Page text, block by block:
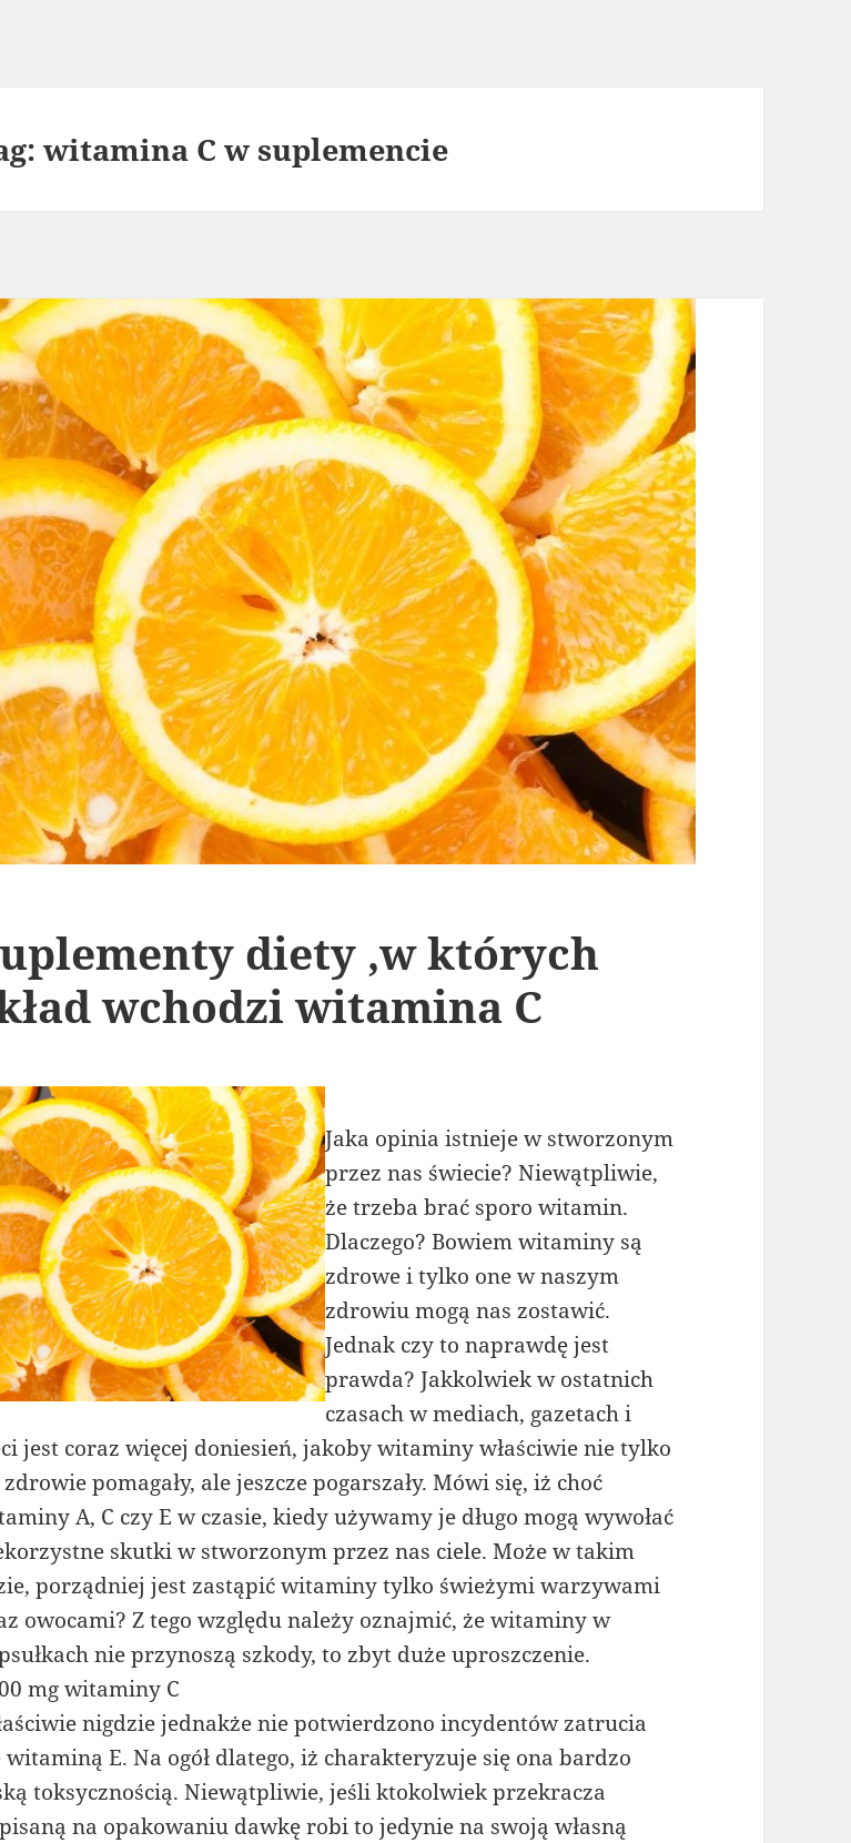
witamina C w suplemencie
diety ,w których
wchodzi witamina C
Jaka opinia istnieje w stworzonym
przez nas świecie? Niewątpliwie,
że trzeba brać sporo witamin.
Dlaczego? Bowiem witaminy są
zdrowe i tylko one w naszym
zdrowiu mogą nas zostawić.
Jednak czy to naprawdę jest
prawda? Jakkolwiek w ostatnich
czasach w mediach, gazetach i
jest coraz więcej doniesień, jakoby witaminy właściwie nie tylko
pomagały, ale jeszcze pogarszały. Mówi się, iż choć
A, C czy E w czasie, kiedy używamy je długo mogą wywołać
skutki w stworzonym przez nas ciele. Może w takim
porządniej jest zastąpić witaminy tylko świeżymi warzywami
owocami? Z tego względu należy oznajmić, że witaminy w
nie przynoszą szkody, to zbyt duże uproszczenie.
mg witaminy C
nigdzie jednakże nie potwierdzono incydentów zatrucia
witaminą E. Na ogół dlatego, iż charakteryzuje się ona bardzo
toksycznością. Niewątpliwie, jeśli ktokolwiek przekracza
na opakowaniu dawkę robi to jedynie na swoją własną